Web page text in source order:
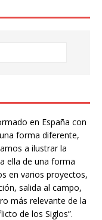
en España con
forma diferente,
a ilustrar la
ella de una forma
en varios proyectos,
salida al campo,
más relevante de la
de los Siglos”.